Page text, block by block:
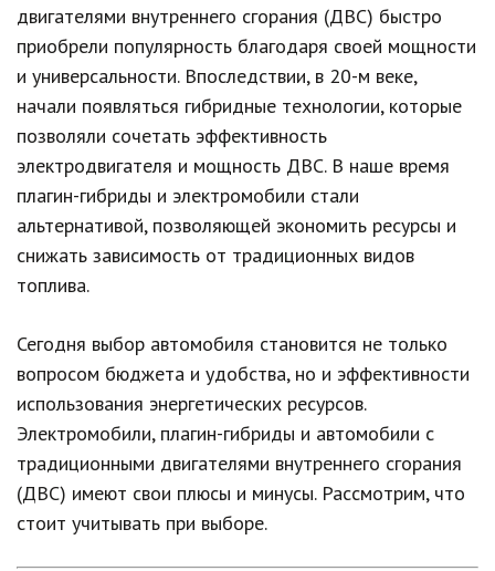
двигателями внутреннего сгорания (ДВС) быстро
приобрели популярность благодаря своей мощности
и универсальности. Впоследствии, в 20-м веке,
начали появляться гибридные технологии, которые
позволяли сочетать эффективность
электродвигателя и мощность ДВС. В наше время
плагин-гибриды и электромобили стали
альтернативой, позволяющей экономить ресурсы и
снижать зависимость от традиционных видов
топлива.
Сегодня выбор автомобиля становится не только
вопросом бюджета и удобства, но и эффективности
использования энергетических ресурсов.
Электромобили, плагин-гибриды и автомобили с
традиционными двигателями внутреннего сгорания
(ДВС) имеют свои плюсы и минусы. Рассмотрим, что
стоит учитывать при выборе.